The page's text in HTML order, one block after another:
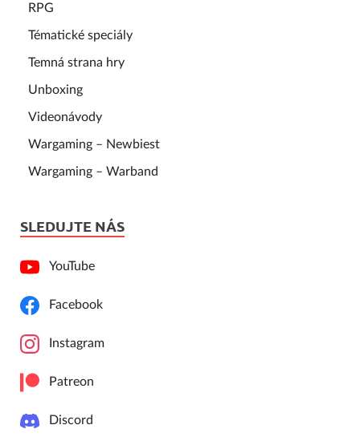
RPG
Tématické speciály
Temná strana hry
Unboxing
Videonávody
Wargaming – Newbiest
Wargaming – Warband
SLEDUJTE NÁS
YouTube
Facebook
Instagram
Patreon
Discord